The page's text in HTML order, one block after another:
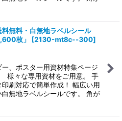
料無料・白無地ラベルシール
枚」
[2130-mt8c--300]
、ポスター用資材特集ページ
々な専用資材をご用意。 手
刷対応で簡単作成！ 幅広い用
無地ラベルシールです。 角が